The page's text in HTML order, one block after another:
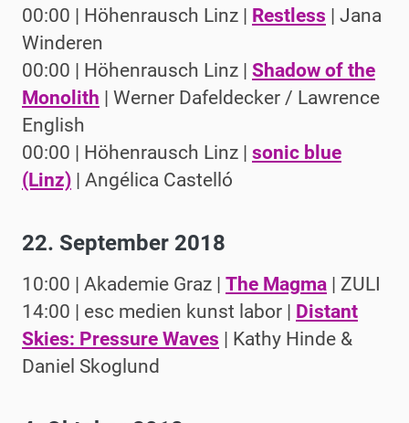
00:00 | Höhenrausch Linz | Restless | Jana
Winderen
00:00 | Höhenrausch Linz | Shadow of the
Monolith | Werner Dafeldecker / Lawrence
English
00:00 | Höhenrausch Linz | sonic blue
(Linz) | Angélica Castelló
22. September 2018
10:00 | Akademie Graz | The Magma | ZULI
14:00 | esc medien kunst labor | Distant
Skies: Pressure Waves | Kathy Hinde &
Daniel Skoglund